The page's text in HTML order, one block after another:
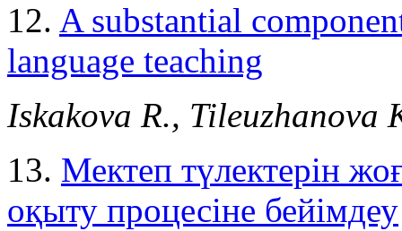
12. A substantial
language teaching
Iskakova R., Tileuzhanova
13. Мектеп түлектерін
оқыту процесіне бейімдеу